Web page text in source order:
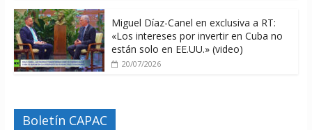
Miguel Díaz-Canel en exclusiva a RT:
«Los intereses por invertir en Cuba no
están solo en EE.UU.» (video)
20/07/2026
Boletín CAPAC